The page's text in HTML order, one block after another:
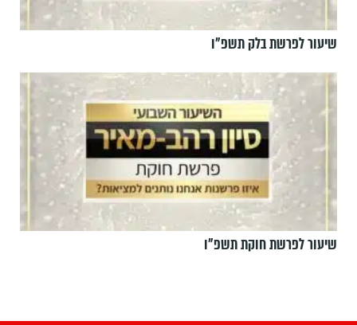
שיעור לפרשת בלק תשפ"ו
שיעור לפרשת חוקת תשפ"ו